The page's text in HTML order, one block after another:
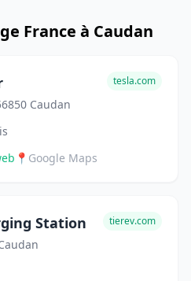
France à Caudan
Caudan
tesla.com
📍 Google Maps
Station tierev.com